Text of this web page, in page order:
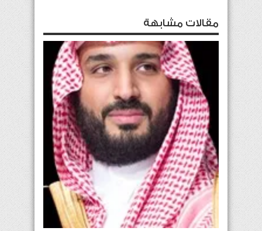
مقالات مشابهة